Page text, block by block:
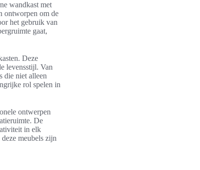
wandkast met
ontworpen om de
het gebruik van
gaat,
Deze
levensstijl. Van
die niet alleen
rol spelen in
ontwerpen
De
in elk
meubels zijn